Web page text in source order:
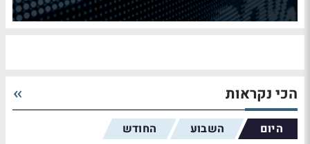
הכי נקראות
היום השבוע החודש